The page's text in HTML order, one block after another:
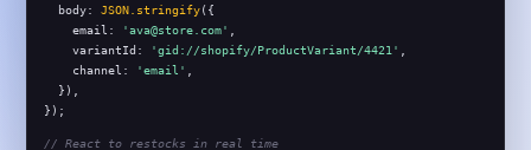
  body:
JSON.stringify({
    email:
'ava@store.com'
    variantId:
'gid://shopify/ProductVariant/4421'
    channel:
'email'
  }),
});
// React to restocks in real time